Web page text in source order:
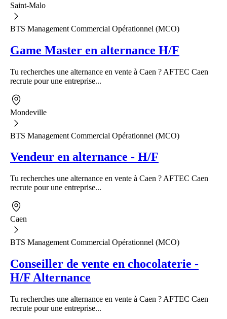
Saint-Malo
BTS Management Commercial Opérationnel (MCO)
Game Master en alternance H/F
Tu recherches une alternance en vente à Caen ? AFTEC Caen
recrute pour une entreprise...
Mondeville
BTS Management Commercial Opérationnel (MCO)
Vendeur en alternance - H/F
Tu recherches une alternance en vente à Caen ? AFTEC Caen
recrute pour une entreprise...
Caen
BTS Management Commercial Opérationnel (MCO)
Conseiller de vente en chocolaterie -
H/F Alternance
Tu recherches une alternance en vente à Caen ? AFTEC Caen
recrute pour une entreprise...